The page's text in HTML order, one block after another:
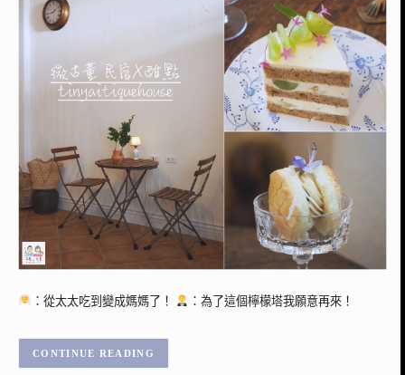
：從太太吃到變成媽媽了！ ：為了這個檸檬塔我願意再來！
CONTINUE READING